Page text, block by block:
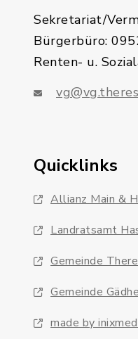
Sekretariat/
Bürgerbüro:
Renten- u.
Quicklinks
Allianz Main &
Landratsamt
Gemeinde
Gemeinde
made by